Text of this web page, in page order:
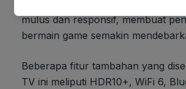
mulus dan responsif, membuat
bermain game semakin
Beberapa fitur tambahan yang
TV ini meliputi HDR10+, WiFi 6,